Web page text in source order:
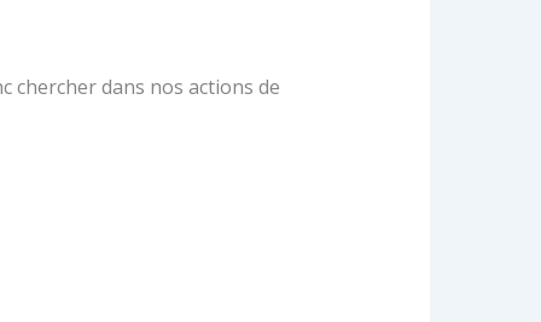
chercher dans nos actions de